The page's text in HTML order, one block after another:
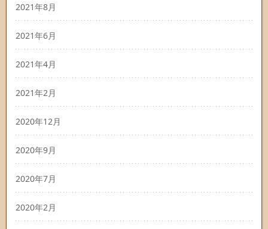
2021年8月
2021年6月
2021年4月
2021年2月
2020年12月
2020年9月
2020年7月
2020年2月